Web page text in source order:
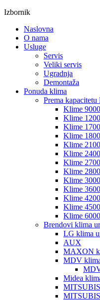
Izbornik
Naslovna
O nama
Usluge
Servis
Veliki servis
Ugradnja
Demontaža
Ponuda klima
Prema
Klime
Klime
Klime
Klime
Klime
Klime
Klime
Klime
Klime
Klime
Klime
Klime
Klime
Brendovi klima
LG klima
AUX
MAXON
MDV
Midea